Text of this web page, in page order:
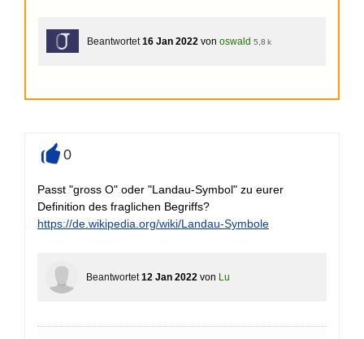
Beantwortet 16 Jan 2022 von oswald 5,8 k
0
Passt "gross O" oder "Landau-Symbol" zu eurer
Definition des fraglichen Begriffs?
https://de.wikipedia.org/wiki/Landau-Symbole
Beantwortet 12 Jan 2022 von Lu